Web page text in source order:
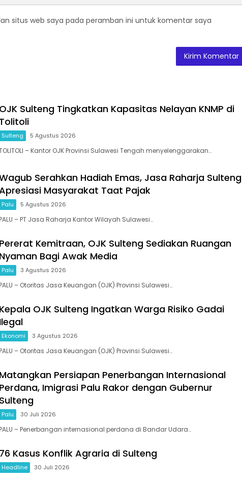
situs web saya pada peramban ini untuk komentar saya
OJK Sulteng Tingkatkan Kapasitas Nelayan KNMP di
Tolitoli
Sulteng 5 Agustus 2026
– Kantor OJK Provinsi Sulawesi Tengah menyelenggarakan…
Serahkan Hadiah Emas, Jasa Raharja Sulteng
Masyarakat Taat Pajak
Palu 5 Agustus 2026
– PT Jasa Raharja Kantor Wilayah Sulawesi…
Pererat Kemitraan, OJK Sulteng Sediakan Ruangan
Nyaman Bagi Awak Media
Palu 3 Agustus 2026
– Otoritas Jasa Keuangan (OJK) Provinsi Sulawesi…
Kepala OJK Sulteng Ingatkan Warga Risiko Gadai
Ilegal
Ekonomi 3 Agustus 2026
– Otoritas Jasa Keuangan (OJK) Provinsi Sulawesi…
Matangkan Persiapan Penerbangan Internasional
Perdana, Imigrasi Palu Rakor dengan Gubernur
Sulteng
Palu 30 Juli 2026
– Penerbangan internasional perdana di Bandar Udara…
76 Kasus Konflik Agraria di Sulteng
Headline 30 Juli 2026